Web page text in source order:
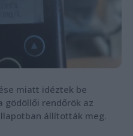
miatt idéztek be
gödöllői rendőrök az
állították meg.